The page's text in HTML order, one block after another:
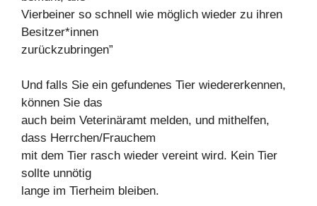
Vierbeiner so schnell wie möglich wieder zu ihren
Besitzer*innen
zurückzubringen”
Und falls Sie ein gefundenes Tier wiedererkennen,
können Sie das
auch beim Veterinäramt melden, und mithelfen,
dass Herrchen/Frauchem
mit dem Tier rasch wieder vereint wird. Kein Tier
sollte unnötig
lange im Tierheim bleiben.